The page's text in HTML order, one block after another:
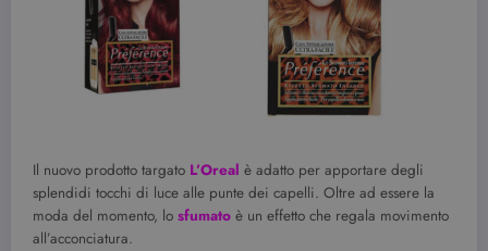
Il nuovo prodotto targato L’Oreal è adatto per apportare degli
splendidi tocchi di luce alle punte dei capelli. Oltre ad essere la
moda del momento, lo sfumato è un effetto che regala movimento
all’acconciatura.